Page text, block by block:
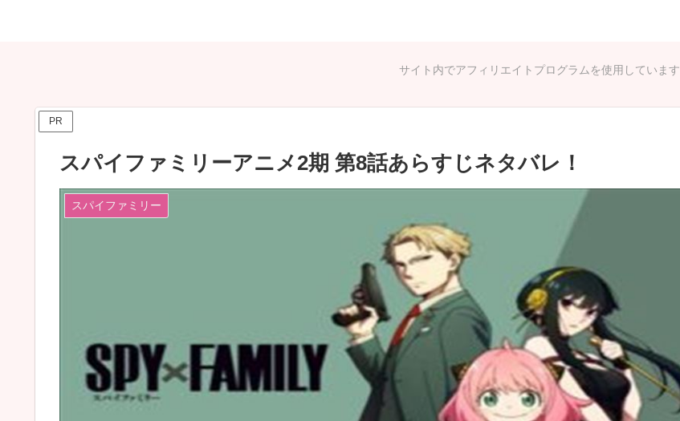
サイト内でアフィリエイトプログラムを使用しています
PR
スパイファミリーアニメ2期 第8話あらすじネタバレ！
スパイファミリー